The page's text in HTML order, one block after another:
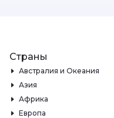
Страны
Австралия и Океания
Азия
Африка
Европа